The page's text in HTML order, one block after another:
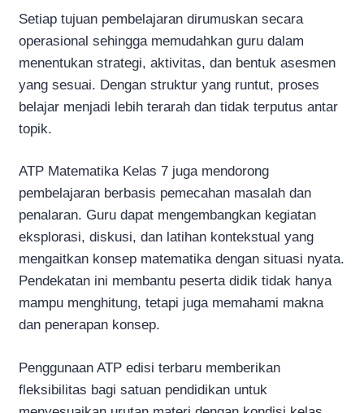
Setiap tujuan pembelajaran dirumuskan secara
operasional sehingga memudahkan guru dalam
menentukan strategi, aktivitas, dan bentuk asesmen
yang sesuai. Dengan struktur yang runtut, proses
belajar menjadi lebih terarah dan tidak terputus antar
topik.
ATP Matematika Kelas 7 juga mendorong
pembelajaran berbasis pemecahan masalah dan
penalaran. Guru dapat mengembangkan kegiatan
eksplorasi, diskusi, dan latihan kontekstual yang
mengaitkan konsep matematika dengan situasi nyata.
Pendekatan ini membantu peserta didik tidak hanya
mampu menghitung, tetapi juga memahami makna
dan penerapan konsep.
Penggunaan ATP edisi terbaru memberikan
fleksibilitas bagi satuan pendidikan untuk